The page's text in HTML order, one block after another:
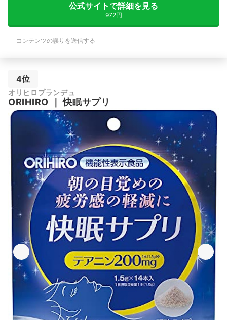
公式サイトで詳細を見る
972円
コンテンツの誤りを送信する
4位
オリヒロプランデュ
ORIHIRO ｜快眠サプリ